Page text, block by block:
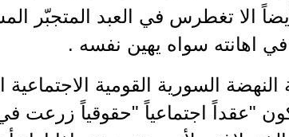
أيضاً الا تغطرس في العبد المتجبّر
اهانته سواه يهين نفسه .
السورية القومية
"عقداً اجتماعياً "حقوقياً زرعت